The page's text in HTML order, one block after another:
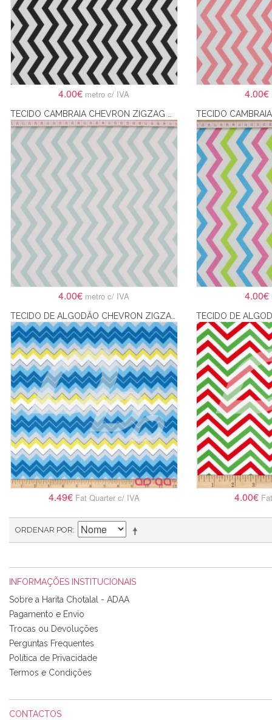
4.00€ metro c/ IVA 4.00€
4.00€ metro c/ IVA 4.00€
4.49€ Fat Quarter c/ IVA 4.00€
ORDENAR POR
INFORMAÇÕES INSTITUCIONAIS
Sobre a Harita Chotalal - ADAA
Pagamento e Envio
Trocas ou Devoluções
Perguntas Frequentes
Política de Privacidade
Termos e Condições
CONTACTOS